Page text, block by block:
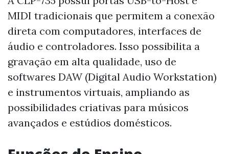
MIDI tradicionais que permitem a conexão
direta com computadores, interfaces de
áudio e controladores. Isso possibilita a
gravação em alta qualidade, uso de
softwares DAW (Digital Audio Workstation)
e instrumentos virtuais, ampliando as
possibilidades criativas para músicos
avançados e estúdios domésticos.